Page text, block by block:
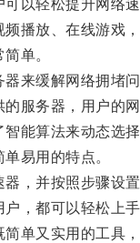
轻松提升网络速
放、在线游戏，
单。
缓解网络拥堵问
务器，用户的网
算法来动态选择
易用的特点。
并按照步骤设置
都可以轻松上手
又实用的工具，